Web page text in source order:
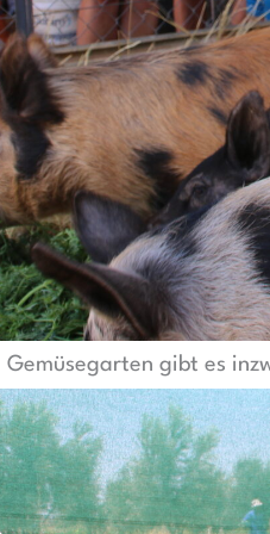
Gemüsegarten gibt es